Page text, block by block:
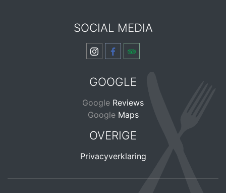
SOCIAL MEDIA
GOOGLE
Google Reviews
Google Maps
OVERIGE
Privacyverklaring